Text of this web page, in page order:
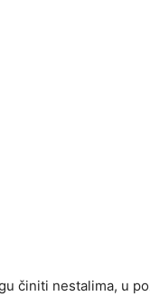
činiti nestalima, u